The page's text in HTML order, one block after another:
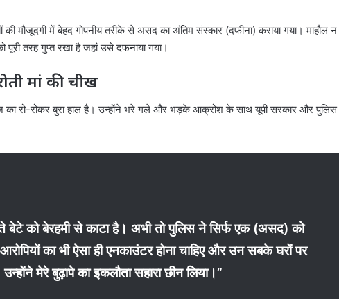
मौजूदगी में बेहद गोपनीय तरीके से असद का अंतिम संस्कार (दफीना) कराया गया। माहौल न
तरह गुप्त रखा है जहां उसे दफनाया गया।
मां की चीख
का रो-रोकर बुरा हाल है। उन्होंने भरे गले और भड़के आक्रोश के साथ यूपी सरकार और पुलिस
बेटे को बेरहमी से काटा है। अभी तो पुलिस ने सिर्फ एक (असद) को
का भी ऐसा ही एनकाउंटर होना चाहिए और उन सबके घरों पर
मेरे बुढ़ापे का इकलौता सहारा छीन लिया।”